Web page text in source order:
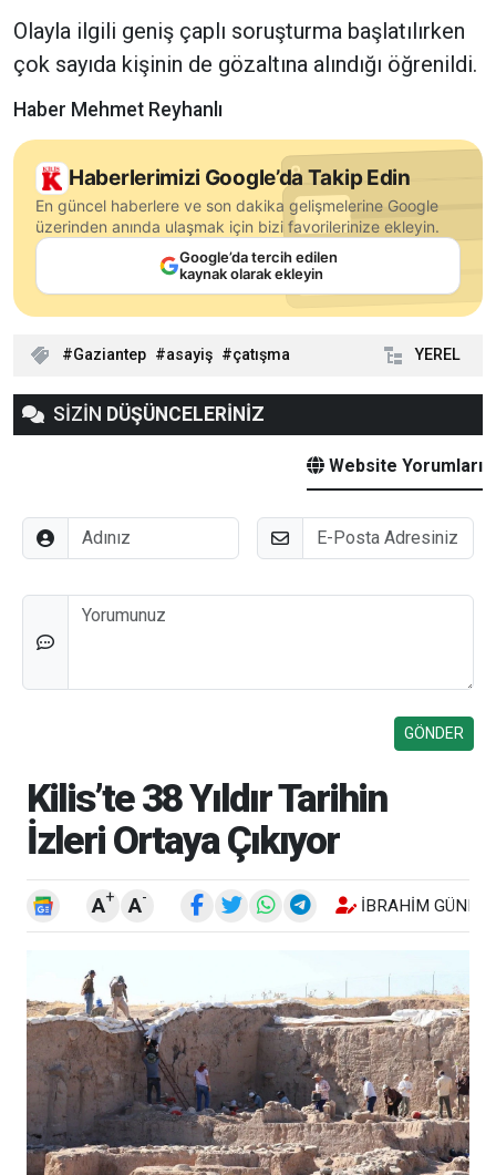
Olayla ilgili geniş çaplı soruşturma başlatılırken
çok sayıda kişinin de gözaltına alındığı öğrenildi.
Haber Mehmet Reyhanlı
Haberlerimizi Google’da Takip Edin
En güncel haberlere ve son dakika gelişmelerine Google
üzerinden anında ulaşmak için bizi favorilerinize ekleyin.
Google’da tercih edilen
kaynak olarak ekleyin
Gaziantep asayiş çatışma YEREL
SİZİN DÜŞÜNCELERİNİZ
Website Yorumları
Adınız E-Posta
Düşünceleriniz
Kilis’te 38 Yıldır Tarihin
İzleri Ortaya Çıkıyor
A+ A- İBRAHIM GÜNEŞ